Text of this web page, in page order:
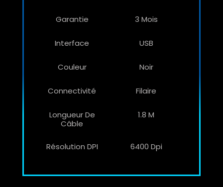
Garantie 3 Mois
Interface USB
Couleur Noir
Connectivité Filaire
Longueur De
Câble
1.8 M
Résolution DPI 6400 Dpi